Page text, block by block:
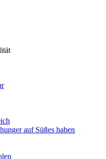
auf Süßes haben